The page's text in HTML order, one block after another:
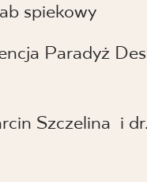
spiekowy
Paradyż
Szczelina i